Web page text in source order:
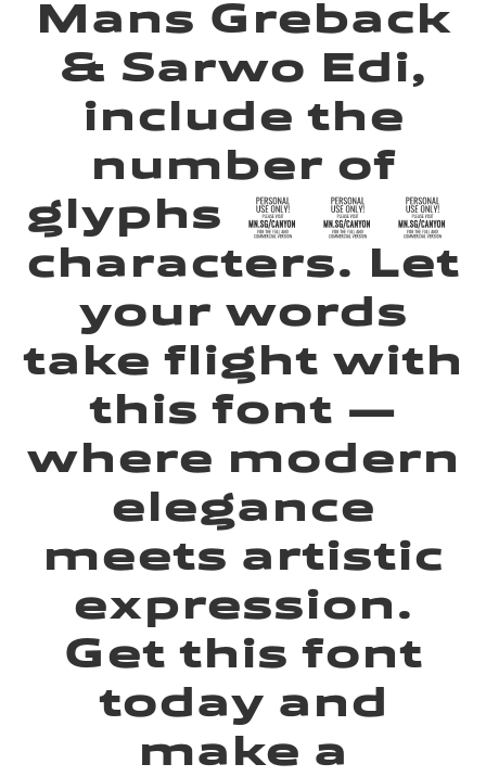
Mans Greback
& Sarwo Edi,
include the
number of
glyphs 795
characters. Let
your words
take flight with
this font —
where modern
elegance
meets artistic
expression.
Get this font
today and
make a